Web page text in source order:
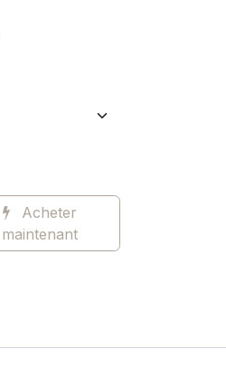
Acheter
maintenant